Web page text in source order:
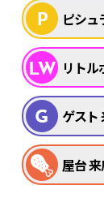
ピシュ
リトル
ゲスト
屋台